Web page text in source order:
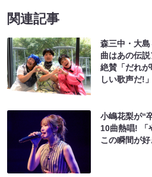
関連記事
森三中・大
曲はあの伝
絶賛「だれ
しい歌声だ!
小嶋花梨が“
10曲熱唱! 「
この瞬間が